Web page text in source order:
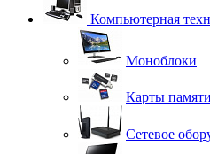
Компьютерная
Моноблоки
Карты
Сетевое